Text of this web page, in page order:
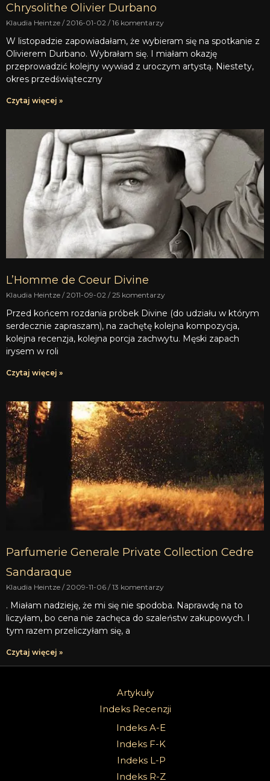
Chrysolithe Olivier Durbano
Klaudia Heintze 2016-01-02 16 komentarzy
W listopadzie zapowiadałam, że wybieram się na spotkanie z
Olivierem Durbano. Wybrałam się. I miałam okazję
przeprowadzić kolejny wywiad z uroczym artystą. Niestety,
okres przedświąteczny
Czytaj więcej »
L’Homme de Coeur Divine
Klaudia Heintze 2011-09-02 25 komentarzy
Przed końcem rozdania próbek Divine (do udziału w którym
serdecznie zapraszam), na zachętę kolejna kompozycja,
kolejna recenzja, kolejna porcja zachwytu. Męski zapach
irysem w roli
Czytaj więcej »
Parfumerie Generale Private Collection Cedre
Sandaraque
Klaudia Heintze 2009-11-06 13 komentarzy
. Miałam nadzieję, że mi się nie spodoba. Naprawdę na to
liczyłam, bo cena nie zachęca do szaleństw zakupowych. I
tym razem przeliczyłam się, a
Czytaj więcej »
Artykuły
Indeks Recenzji
Indeks A-E
Indeks F-K
Indeks L-P
Indeks R-Z